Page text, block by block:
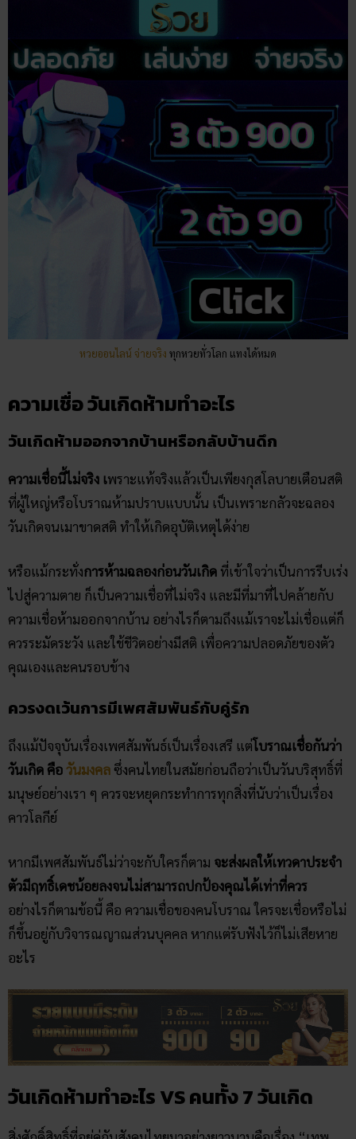
หวยออนไลน์ จ่ายจริง ทุกหวยทั่วโลก แทงได้หมด
ความเชื่อ วันเกิดห้ามทำอะไร
วันเกิดห้ามออกจากบ้านหรือกลับบ้านดึก
ความเชื่อนี้ไม่จริง เพราะแท้จริงแล้วเป็นเพียงกุสโลบายเตือนสติ
ที่ผู้ใหญ่หรือโบราณห้ามปราบแบบนั้น เป็นเพราะกลัวจะฉลอง
วันเกิดจนเมาขาดสติ ทำให้เกิดอุบัติเหตุได้ง่าย
หรือแม้กระทั่งการห้ามฉลองก่อนวันเกิด ที่เข้าใจว่าเป็นการรีบเร่ง
ไปสู่ความตาย ก็เป็นความเชื่อที่ไม่จริง และมีที่มาที่ไปคล้ายกับ
ความเชื่อห้ามออกจากบ้าน อย่างไรก็ตามถึงแม้เราจะไม่เชื่อแต่ก็
ควรระมัดระวัง และใช้ชีวิตอย่างมีสติ เพื่อความปลอดภัยของตัว
คุณเองและคนรอบข้าง
ควรงดเว้นการมีเพศสัมพันธ์กับคู่รัก
ถึงแม้ปัจจุบันเรื่องเพศสัมพันธ์เป็นเรื่องเสรี แต่โบราณเชื่อกันว่า
วันเกิด คือวันมงคล ซึ่งคนไทยในสมัยก่อนถือว่าเป็นวันบริสุทธิ์ที่
มนุษย์อย่างเรา ๆ ควรจะหยุดกระทำการทุกสิ่งที่นับว่าเป็นเรื่อง
คาวโลกีย์
หากมีเพศสัมพันธ์ไม่ว่าจะกับใครก็ตาม จะส่งผลให้เทวดาประจำ
ตัวมีฤทธิ์เดชน้อยลงจนไม่สามารถปกป้องคุณได้เท่าที่ควร
อย่างไรก็ตามข้อนี้ คือ ความเชื่อของคนโบราณ ใครจะเชื่อหรือไม่
ก็ขึ้นอยู่กับวิจารณญาณส่วนบุคคล หากแต่รับฟังไว้ก็ไม่เสียหาย
อะไร
วันเกิดห้ามทำอะไร VS คนทั้ง 7 วันเกิด